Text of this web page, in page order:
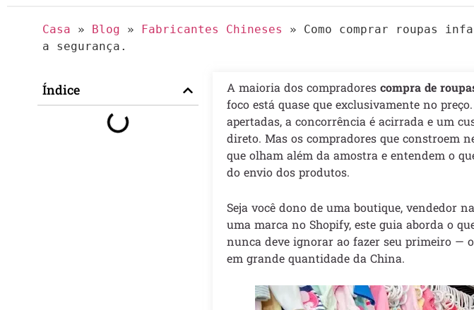
Casa » Blog » Fabricantes Chineses » Como comprar roupas
a segurança.
Índice A maioria dos compradores compra de
foco está quase que exclusivamente no
apertadas, a concorrência é acirrada e um
direto. Mas os compradores que constroem
que olham além da amostra e entendem o
do envio dos produtos.
Seja você dono de uma boutique, vendedor
uma marca no Shopify, este guia aborda o
nunca deve ignorar ao fazer seu primeiro —
em grande quantidade da China.